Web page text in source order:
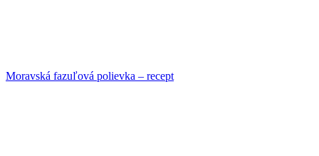
Moravská fazuľová polievka – recept